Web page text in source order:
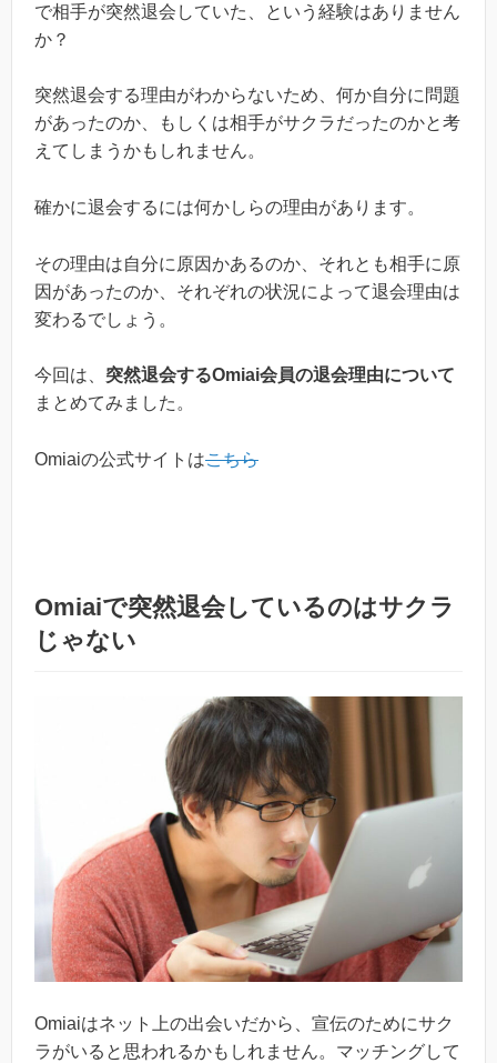
で相手が突然退会していた、という経験はありません
か？
突然退会する理由がわからないため、何か自分に問題
があったのか、もしくは相手がサクラだったのかと考
えてしまうかもしれません。
確かに退会するには何かしらの理由があります。
その理由は自分に原因かあるのか、それとも相手に原
因があったのか、それぞれの状況によって退会理由は
変わるでしょう。
今回は、 突然退会するOmiai会員の退会理由について
まとめてみました。
Omiaiの公式サイトはこちら
Omiaiで突然退会しているのはサクラ
じゃない
Omiaiはネット上の出会いだから、宣伝のためにサク
ラがいると思われるかもしれません。マッチングして